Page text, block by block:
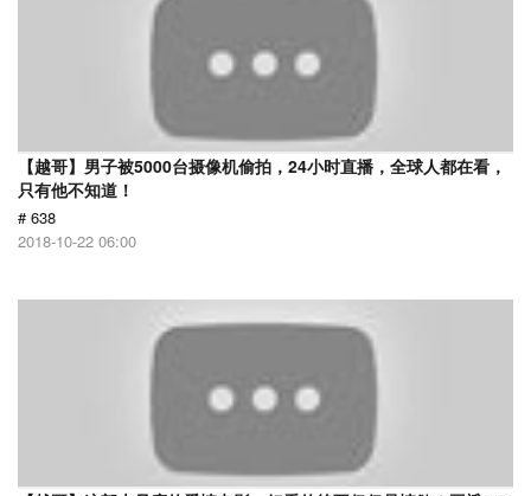
【越哥】男子被5000台摄像机偷拍，24小时直播，全球人都在看，
只有他不知道！
# 638
2018-10-22 06:00